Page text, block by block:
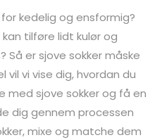
kedelig og ensformig?
tilføre lidt kulør og
er sjove sokker måske
vil vi vise dig, hvordan du
med sjove sokker og få en
dig gennem processen
mixe og matche dem